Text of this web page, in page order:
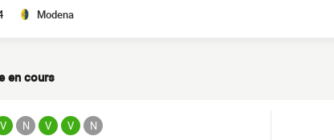
Modena
en cours
V N V V N